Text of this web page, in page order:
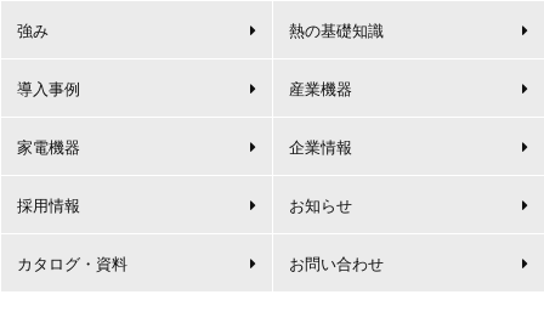
強み 熱の基礎知識
導入事例 産業機器
家電機器 企業情報
採用情報 お知らせ
カタログ・資料 お問い合わせ